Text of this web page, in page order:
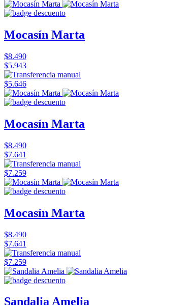
Mocasín Marta
$8.490
$5.943
$5.646
Mocasín Marta
$8.490
$7.641
$7.259
Mocasín Marta
$8.490
$7.641
$7.259
Sandalia Amelia